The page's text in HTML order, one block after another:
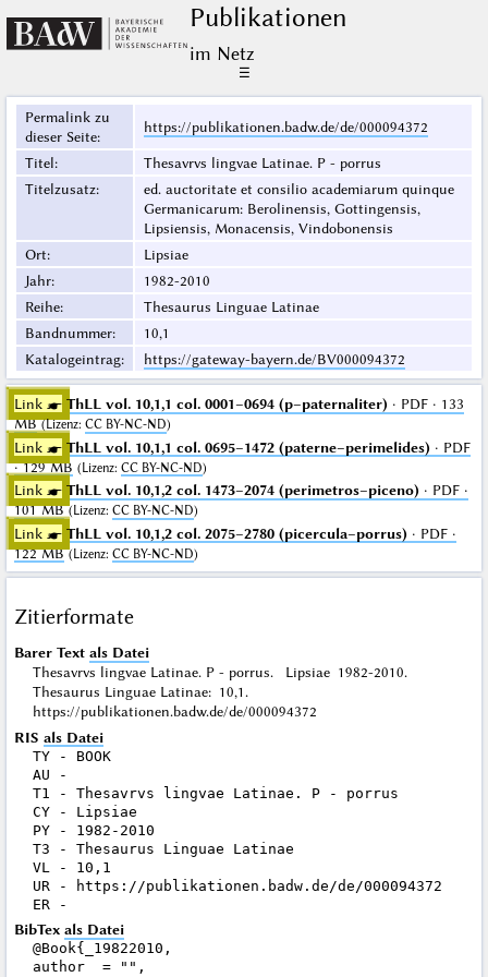
Publikationen
im Netz
☰
Permalink zu
dieser Seite:
https://publikationen.badw.de/de/000094372
Titel:
Thesavrvs lingvae Latinae. P - porrus
Titelzusatz:
ed. auctoritate et consilio academiarum quinque
Germanicarum: Berolinensis, Gottingensis,
Lipsiensis, Monacensis, Vindobonensis
Ort:
Lipsiae
Jahr:
1982-2010
Reihe:
Thesaurus Linguae Latinae
Bandnummer:
10,1
Katalogeintrag: https://gateway-bayern.de/BV000094372
Link ☛ ThLL vol. 10,1,1 col. 0001–0694 (p–paternaliter) · PDF · 133
MB (Lizenz: CC BY-NC-ND)
Link ☛ ThLL vol. 10,1,1 col. 0695–1472 (paterne–perimelides) · PDF
· 129 MB (Lizenz: CC BY-NC-ND)
Link ☛ ThLL vol. 10,1,2 col. 1473–2074 (perimetros–piceno) · PDF ·
101 MB (Lizenz: CC BY-NC-ND)
Link ☛ ThLL vol. 10,1,2 col. 2075–2780 (picercula–porrus) · PDF ·
122 MB (Lizenz: CC BY-NC-ND)
Zitierformate
Barer Text als Datei
Thesavrvs lingvae Latinae. P - porrus. Lipsiae 1982-2010.
Thesaurus Linguae Latinae: 10,1.
https://publikationen.badw.de/de/000094372
RIS als Datei
TY - BOOK
AU -
T1 - Thesavrvs lingvae Latinae. P - porrus
CY - Lipsiae
PY - 1982-2010
T3 - Thesaurus Linguae Latinae
VL - 10,1
UR - https://publikationen.badw.de/de/000094372
BibTex als Datei
@Book{_19822010,
author  = "",